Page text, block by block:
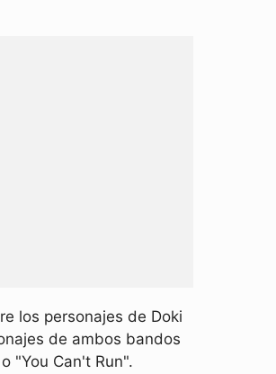
los personajes de Doki
de ambos bandos
"You Can't Run".